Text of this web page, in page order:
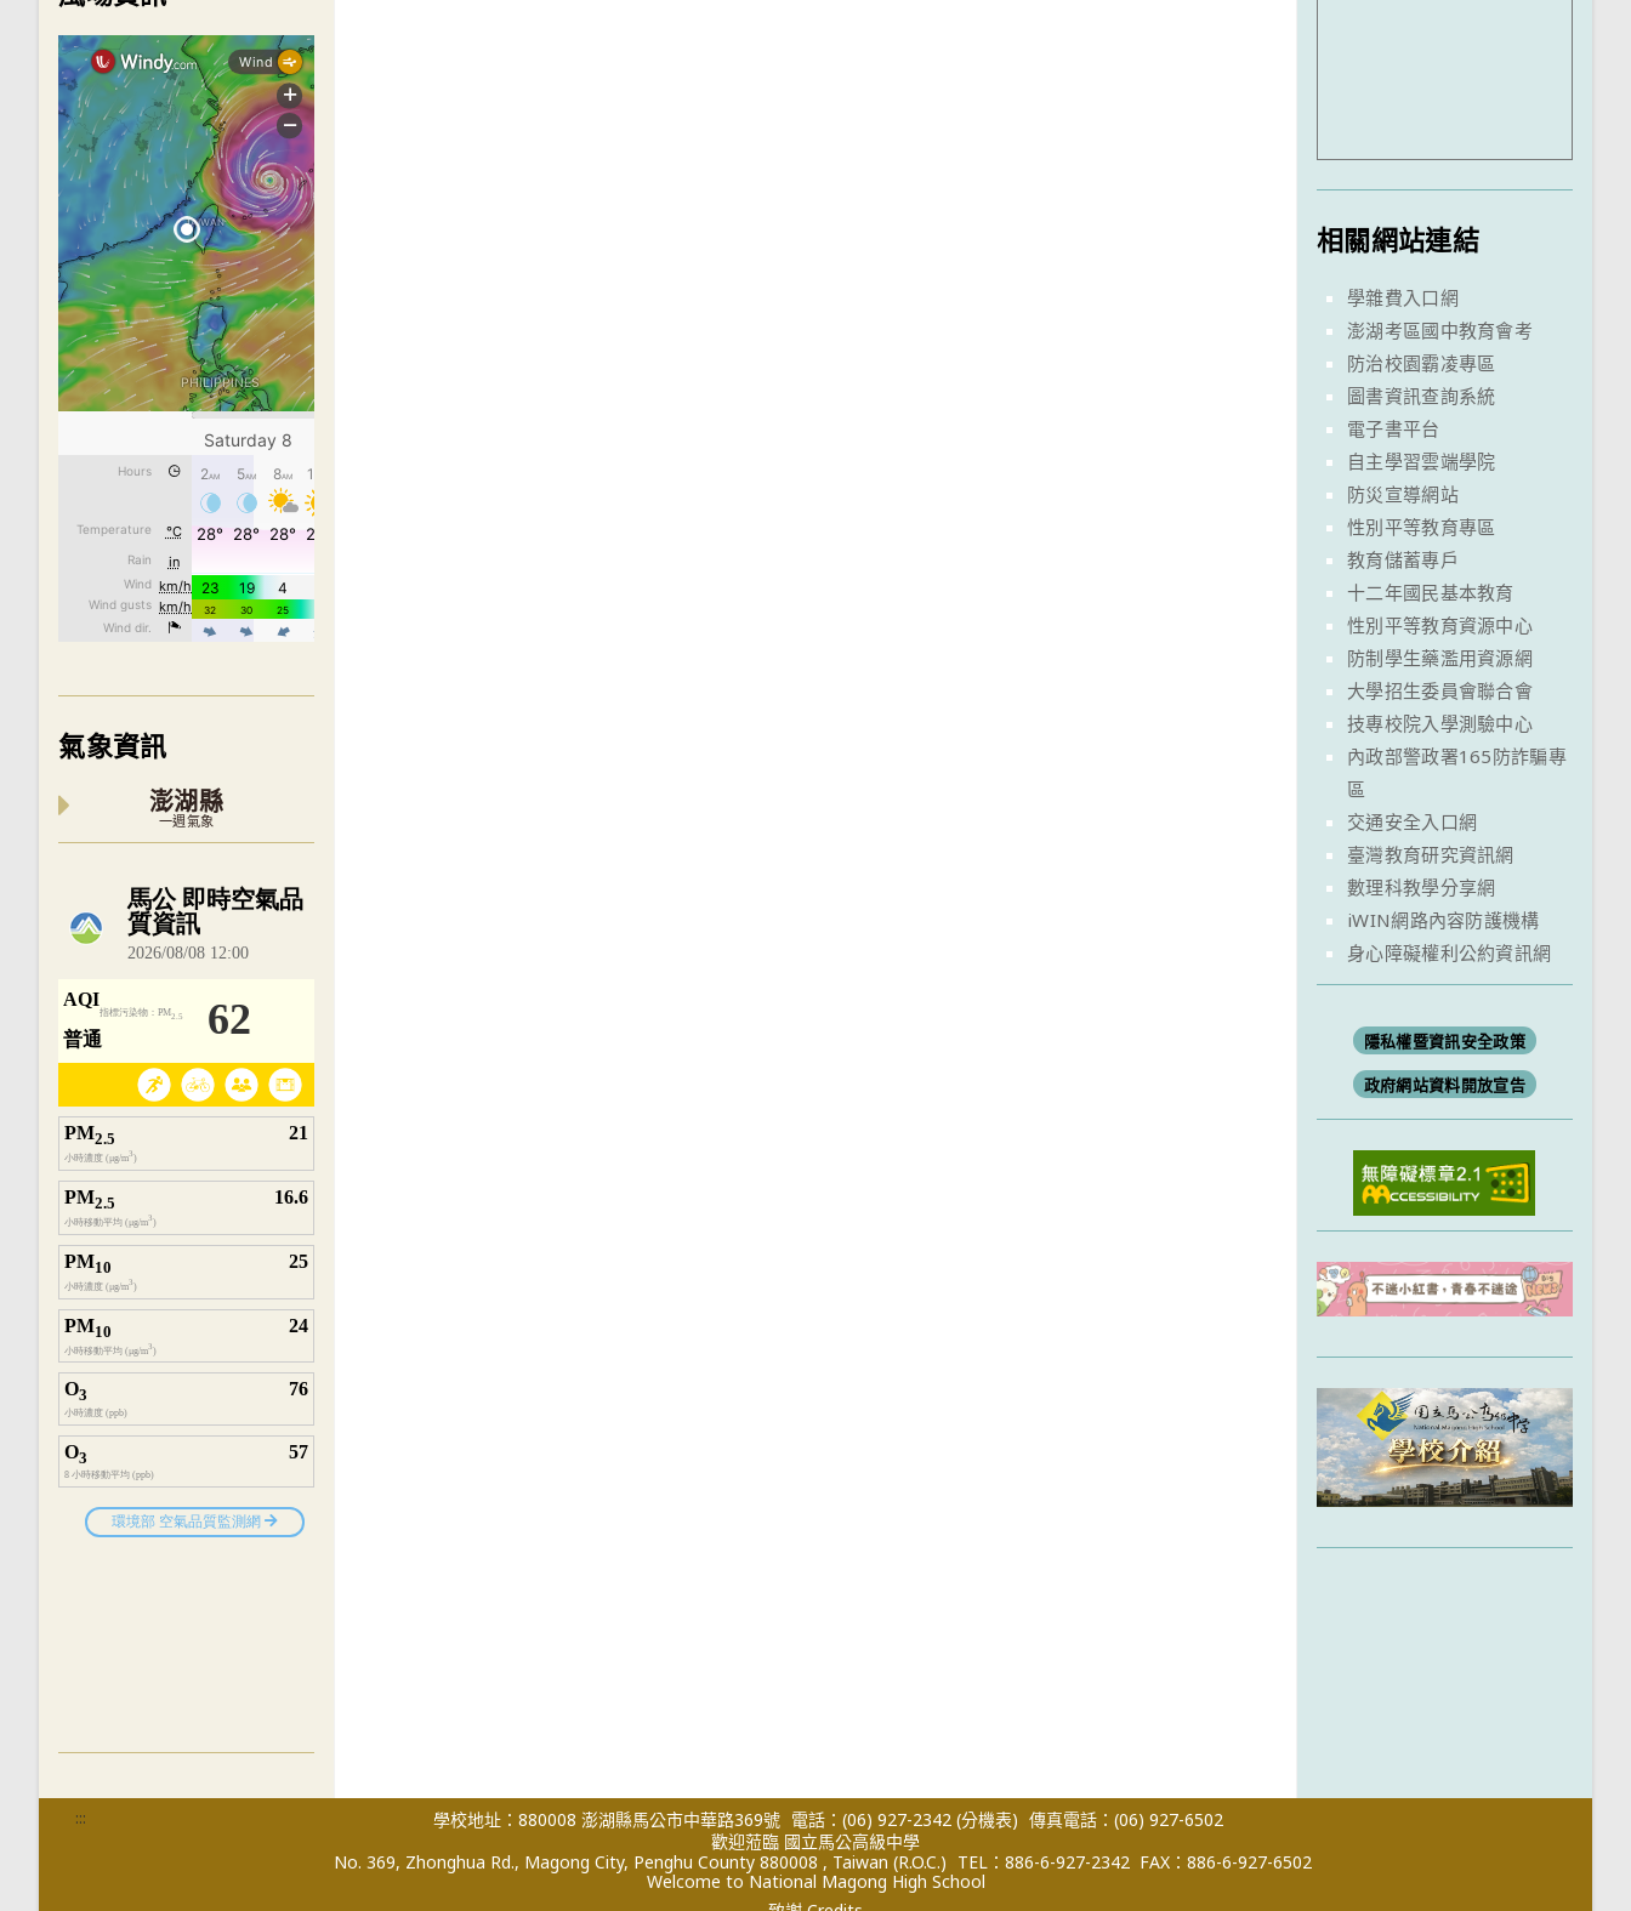
氣象資訊
澎湖縣
一週氣象
內嵌空氣品質小工具為視覺預覽，完整即時空氣品質資料請開啟
相關網站連結
學雜費入口網
澎湖考區國中教育會考
防治校園霸凌專區
圖書資訊查詢系統
電子書平台
自主學習雲端學院
防災宣導網站
性別平等教育專區
教育儲蓄專戶
十二年國民基本教育
性別平等教育資源中心
防制學生藥濫用資源網
大學招生委員會聯合會
技專校院入學測驗中心
內政部警政署165防詐騙專
區
交通安全入口網
臺灣教育研究資訊網
數理科教學分享網
iWIN網路內容防護機構
身心障礙權利公約資訊網
隱私權暨資訊安全政策
政府網站資料開放宣告
::: 學校地址：880008 澎湖縣馬公市中華路369號 電話：(06) 927-2342 (分機表) 傳真電話：(06) 927-6502
歡迎蒞臨 國立馬公高級中學
No. 369, Zhonghua Rd., Magong City, Penghu County 880008 , Taiwan (R.O.C.) TEL：886-6-927-2342 FAX：886-6-927-6502
Welcome to National Magong High School